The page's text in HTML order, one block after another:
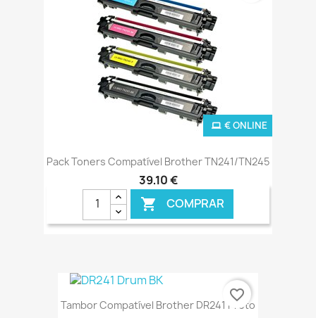
Pack Toners Compatível Brother TN241/TN245
39,10 €
 COMPRAR
€ ONLINE
Tambor Compatível Brother DR241 Preto
favorite_border